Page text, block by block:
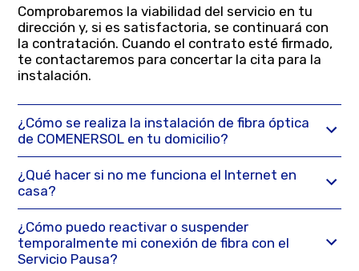
Comprobaremos la viabilidad del servicio en tu
dirección y, si es satisfactoria, se continuará con
la contratación. Cuando el contrato esté firmado,
te contactaremos para concertar la cita para la
instalación.
¿Cómo se realiza la instalación de fibra óptica
de COMENERSOL en tu domicilio?
¿Qué hacer si no me funciona el Internet en
casa?
¿Cómo puedo reactivar o suspender
temporalmente mi conexión de fibra con el
Servicio Pausa?